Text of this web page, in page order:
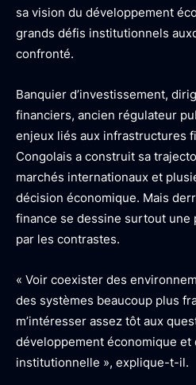
sa vision du développement
grands défis institutionnels
confronté.
Banquier d’investissement,
financiers, ancien régulateur
enjeux liés aux infrastructures
Congolais a construit sa
marchés internationaux et
décision économique. Mais
finance se dessine surtout une
par les contrastes.
« Voir coexister des
des systèmes beaucoup plus
m’intéresser assez tôt aux
développement économique et
institutionnelle », explique-t-il.